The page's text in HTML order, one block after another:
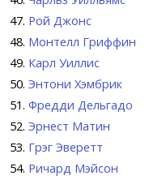
Рой Джонс
Монтелл Гриффин
Карл Уиллис
Энтони Хэмбрик
Фредди Дельгадо
Эрнест Матин
Грэг Эверетт
Ричард Мэйсон